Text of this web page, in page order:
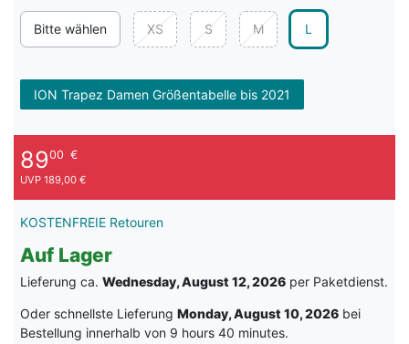
Bitte wählen XS S M L
ION Trapez Damen Größentabelle bis 2021
8900 €
UVP 189,00 €
KOSTENFREIE Retouren
Auf Lager
Lieferung ca. Wednesday, August 12, 2026 per Paketdienst.
Oder schnellste Lieferung Monday, August 10, 2026 bei
Bestellung innerhalb von 9 hours 40 minutes.